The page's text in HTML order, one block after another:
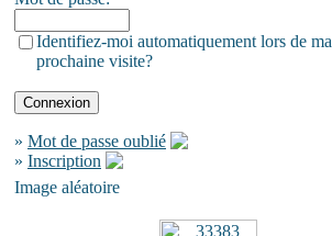
Identifiez-moi automatiquement lors de ma
prochaine visite?
» Mot de passe oublié
» Inscription
Image aléatoire